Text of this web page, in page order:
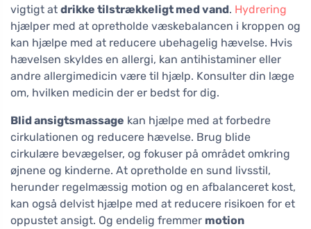
vigtigt at drikke tilstrækkeligt med vand. Hydrering
hjælper med at opretholde væskebalancen i kroppen og
kan hjælpe med at reducere ubehagelig hævelse. Hvis
hævelsen skyldes en allergi, kan antihistaminer eller
andre allergimedicin være til hjælp. Konsulter din læge
om, hvilken medicin der er bedst for dig.
Blid ansigtsmassage kan hjælpe med at forbedre
cirkulationen og reducere hævelse. Brug blide
cirkulære bevægelser, og fokuser på området omkring
øjnene og kinderne. At opretholde en sund livsstil,
herunder regelmæssig motion og en afbalanceret kost,
kan også delvist hjælpe med at reducere risikoen for et
oppustet ansigt. Og endelig fremmer motion